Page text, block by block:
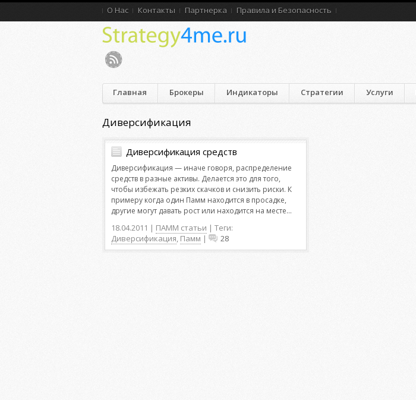
О Нас Контакты Партнерка Правила и Безопасность
Главная Брокеры Индикаторы Стратегии Услуги
Диверсификация
Диверсификация средств
Диверсификация — иначе говоря, распределение
средств в разные активы. Делается это для того,
чтобы избежать резких скачков и снизить риски. К
примеру когда один Памм находится в просадке,
другие могут давать рост или находится на месте...
18.04.2011 | ПАММ статьи | Теги:
Диверсификация, Памм | 28